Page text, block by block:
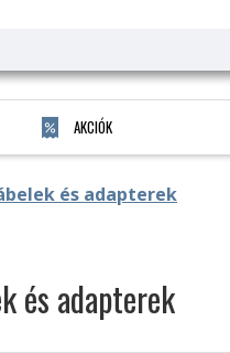
AKCIÓK
és adapterek
és adapterek